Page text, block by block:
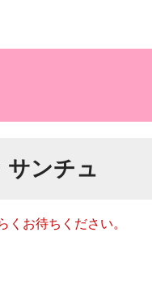
サンチュ
くお待ちください。